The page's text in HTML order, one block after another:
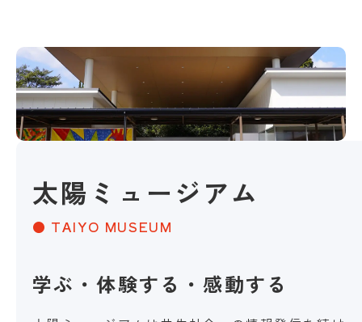
太陽ミュージアム
● TAIYO MUSEUM
学ぶ・体験する・感動する